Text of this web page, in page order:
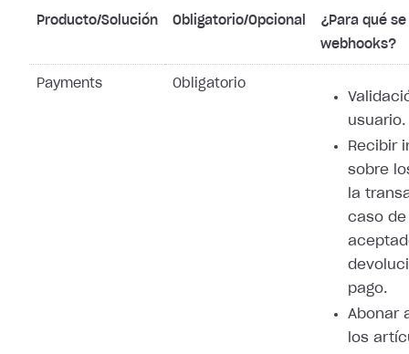
Producto/Solución Obligatorio/Opcional
¿Para qué
webhooks?
Payments Obligatorio
usuario.
Recibir
sobre
la
caso de
pago.
Abonar
los